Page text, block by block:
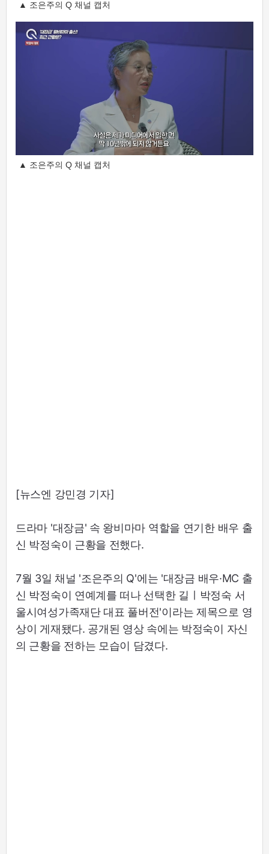
▲ 조은주의 Q 채널 캡처
▲ 조은주의 Q 채널 캡처
[뉴스엔 강민경 기자]
드라마 '대장금' 속 왕비마마 역할을 연기한 배우 출
신 박정숙이 근황을 전했다.
7월 3일 채널 '조은주의 Q'에는 '대장금 배우·MC 출
신 박정숙이 연예계를 떠나 선택한 길ㅣ박정숙 서
울시여성가족재단 대표 풀버전'이라는 제목으로 영
상이 게재됐다. 공개된 영상 속에는 박정숙이 자신
의 근황을 전하는 모습이 담겼다.